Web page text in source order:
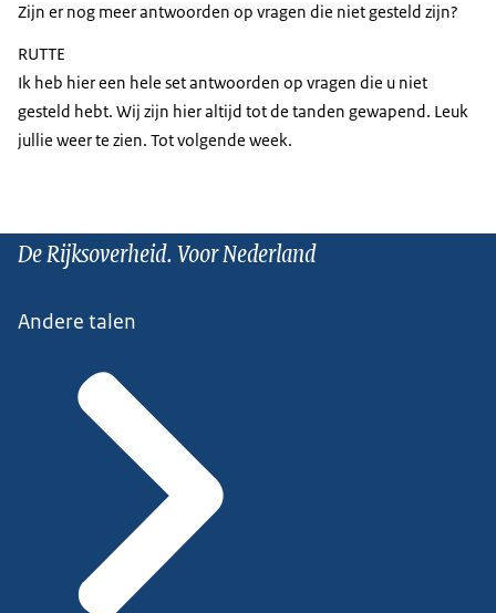
Zijn er nog meer antwoorden op vragen die niet gesteld zijn?
RUTTE
Ik heb hier een hele set antwoorden op vragen die u niet
gesteld hebt. Wij zijn hier altijd tot de tanden gewapend. Leuk
jullie weer te zien. Tot volgende week.
De Rijksoverheid. Voor Nederland
Andere talen